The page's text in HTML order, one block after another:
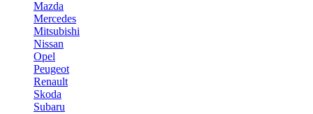
Mazda
Mercedes
Mitsubishi
Nissan
Opel
Peugeot
Renault
Skoda
Subaru